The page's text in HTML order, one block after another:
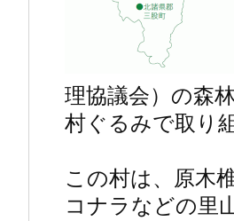
理協議会）の森
村ぐるみで取り
この村は、原木
コナラなどの里